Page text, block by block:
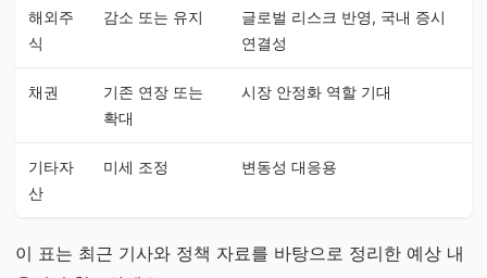
해외주
식
감소 또는 유지
글로벌 리스크 반영, 국내 증시
연결성
채권
기존 연장 또는
확대
시장 안정화 역할 기대
기타자
산
미세 조정 변동성 대응용
이 표는 최근 기사와 정책 자료를 바탕으로 정리한 예상 내